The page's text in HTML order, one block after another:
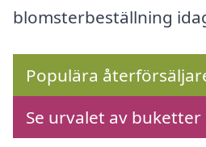
blomsterbeställning
Populära
Se urvalet av buketter